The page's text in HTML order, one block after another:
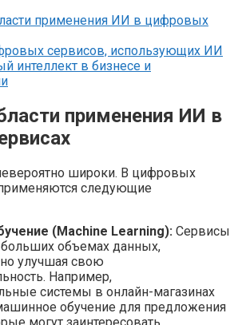
применения ИИ в цифровых
сервисов, использующих ИИ
интеллект в бизнесе и
применения ИИ в
широки. В цифровых
следующие
(Machine Learning): Сервисы
больших объемах данных,
улучшая свою
Например,
системы в онлайн-магазинах
обучение для предложения
могут заинтересовать